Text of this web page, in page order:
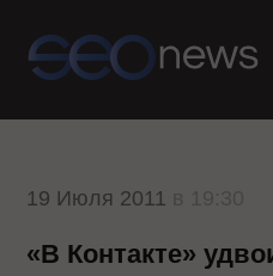
19 Июля 2011
«В Контакте»